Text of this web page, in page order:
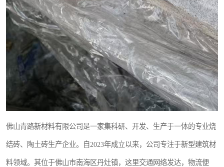
佛山青路新材料有限公司是一家集科研、开发、生产于一体的专业烧
结砖、陶土砖生产企业。自2023年成立以来，公司专注于新型建筑材
料领域。其位于佛山市南海区丹灶镇，这里交通网络发达，物流便